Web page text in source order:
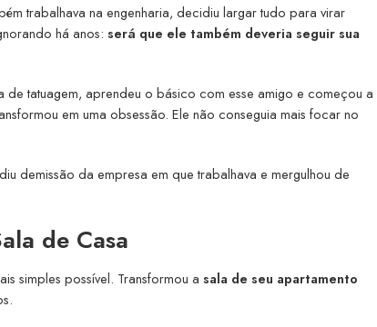
trabalhava na engenharia, decidiu largar tudo para virar
há anos: será que ele também deveria seguir sua
de tatuagem, aprendeu o básico com esse amigo e começou a
em uma obsessão. Ele não conseguia mais focar no
demissão da empresa em que trabalhava e mergulhou de
de Casa
simples possível. Transformou a sala de seu apartamento